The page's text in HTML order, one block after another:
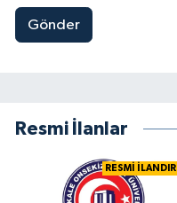
Gönder
Resmi İlanlar
RESMİ İLANDIR